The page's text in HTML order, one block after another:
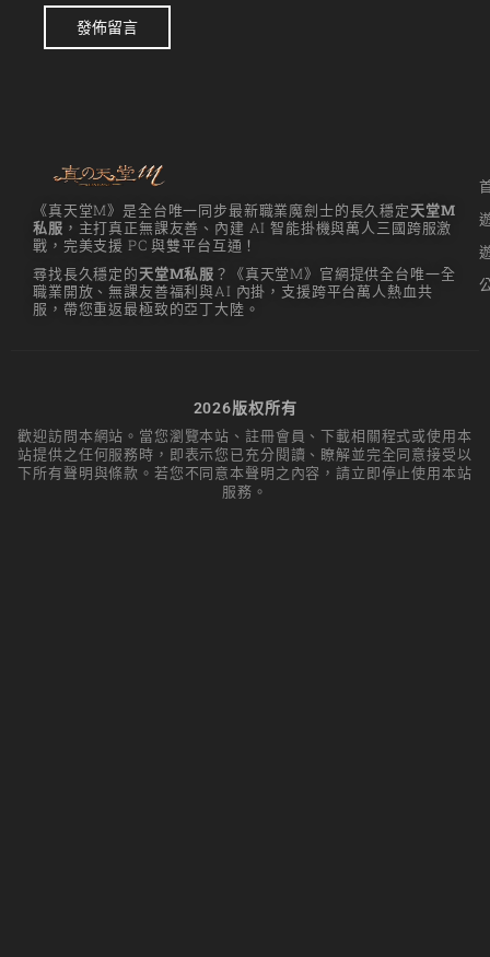
發佈留言
《真天堂M》是全台唯一同步最新職業魔劍士的長久穩定天堂M
私服 ，主打真正無課友善、內建 AI 智能掛機與萬人三國跨服激
戰，完美支援 PC 與雙平台互通！
尋找長久穩定的天堂M私服 ？《真天堂M》官網提供全台唯一全
職業開放、無課友善福利與AI 內掛，支援跨平台萬人熱血共
服，帶您重返最極致的亞丁大陸。
2026版权所有
歡迎訪問本網站。當您瀏覽本站、註冊會員、下載相關程式或使用本
站提供之任何服務時，即表示您已充分閱讀、瞭解並完全同意接受以
下所有聲明與條款。若您不同意本聲明之內容，請立即停止使用本站
服務。